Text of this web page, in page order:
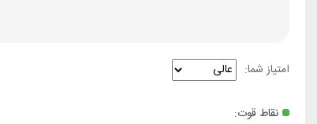
امتیاز شما:
نقاط قوت: